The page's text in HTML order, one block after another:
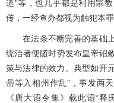
道”等，也几乎都是利用宗
传，一经查办都视为触犯本罪
在法条不断完善的基础
统治者便随时势发布皇帝诏
策与法律的效力。典型如开
喦等入相州作乱”，事发两
《唐大诏令集》载此诏“